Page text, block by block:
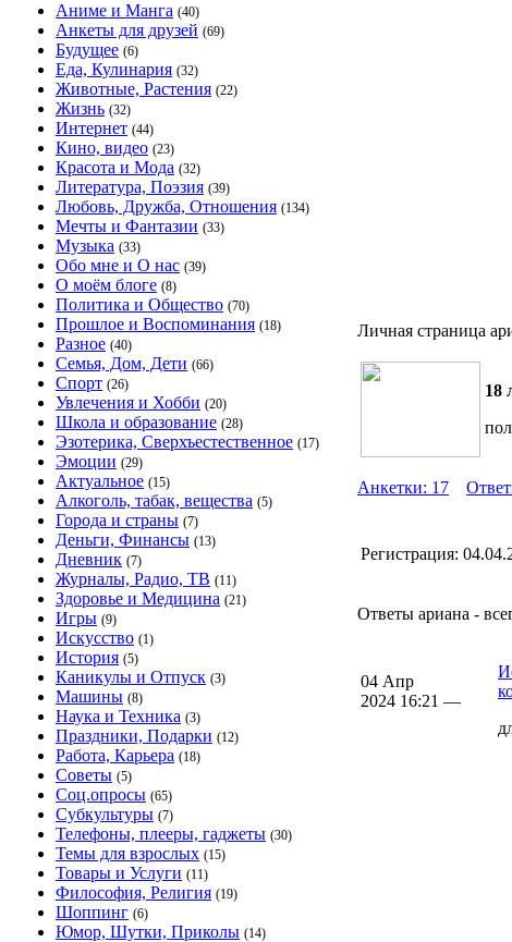
Аниме и Манга (40)
Анкеты для друзей (69)
Будущее (6)
Еда, Кулинария (32)
Животные, Растения (22)
Жизнь (32)
Интернет (44)
Кино, видео (23)
Красота и Мода (32)
Литература, Поэзия (39)
Любовь, Дружба, Отношения (134)
Мечты и Фантазии (33)
Музыка (33)
Обо мне и О нас (39)
О моём блоге (8)
Политика и Общество (70)
Прошлое и Воспоминания (18)
Разное (40)
Семья, Дом, Дети (66)
Спорт (26)
Увлечения и Хобби (20)
Школа и образование (28)
Эзотерика, Сверхъестественное (17)
Эмоции (29)
Актуальное (15)
Алкоголь, табак, вещества (5)
Города и страны (7)
Деньги, Финансы (13)
Дневник (7)
Журналы, Радио, ТВ (11)
Здоровье и Медицина (21)
Игры (9)
Искусство (1)
История (5)
Каникулы и Отпуск (3)
Машины (8)
Наука и Техника (3)
Праздники, Подарки (12)
Работа, Карьера (18)
Советы (5)
Соц.опросы (65)
Субкультуры (7)
Телефоны, плееры, гаджеты (30)
Темы для взрослых (15)
Товары и Услуги (11)
Философия, Религия (19)
Шоппинг (6)
Юмор, Шутки, Приколы (14)
Личная страница
18
Анкетки: 17
Регистрация:
Ответы ариана -
04 Апр
2024 16:21 —